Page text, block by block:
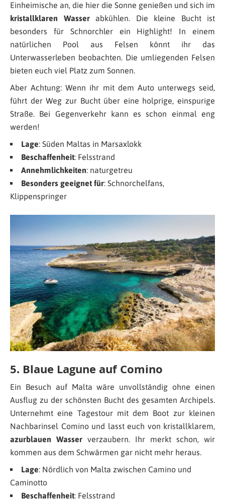
Einheimische an, die hier die Sonne genießen und sich im
kristallklaren Wasserabkühlen. Die kleine Bucht ist
besonders für Schnorchler ein Highlight! In einem
natürlichen Pool aus Felsen könnt ihr das
Unterwasserleben beobachten. Die umliegenden Felsen
bieten euch viel Platz zum Sonnen.
Aber Achtung: Wenn ihr mit dem Auto unterwegs seid,
führt der Weg zur Bucht über eine holprige, einspurige
Straße. Bei Gegenverkehr kann es schon einmal eng
werden!
Lage: Süden Maltas in Marsaxlokk
Beschaffenheit: Felsstrand
Annehmlichkeiten: naturgetreu
Besonders geeignet für: Schnorchelfans,
Klippenspringer
5. Blaue Lagune auf Comino
Ein Besuch auf Malta wäre unvollständig ohne einen
Ausflug zu der schönsten Bucht des gesamten Archipels.
Unternehmt eine Tagestour mit dem Boot zur kleinen
Nachbarinsel Comino und lasst euch von kristallklarem,
azurblauen Wasser verzaubern. Ihr merkt schon, wir
kommen aus dem Schwärmen gar nicht mehr heraus.
Lage: Nördlich von Malta zwischen Camino und
Caminotto
Beschaffenheit: Felsstrand